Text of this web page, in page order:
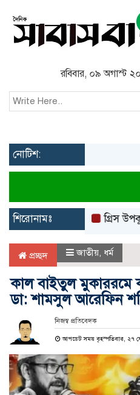
রবিবার, ০৯ অগাস্ট
নোটিশ:
শিরোনামঃ গ্রিস উপকূলে
প্রচ্ছদ জাতীয়, ধর্ম
কাল বাইতুল মুকাররমে
ডা: শামসুল আরেফিন
নিজস্ব প্রতিবেদক
আপডেট সময় বৃহস্পতিবার, ২৭